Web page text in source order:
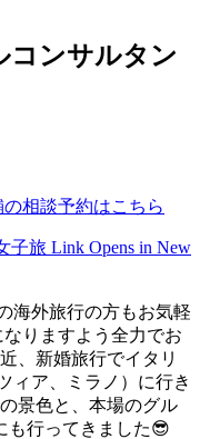
コンサルタン
相談予約はこちら
子旅 Link Opens in New
海外旅行の方もお気軽
りますよう全力でお
、新婚旅行でイタリ
ィア、ミラノ）に行き
景色と、本場のグル
も行ってきました😎